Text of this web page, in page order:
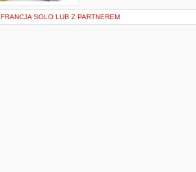
FRANCJA SOLO LUB Z PARTNEREM